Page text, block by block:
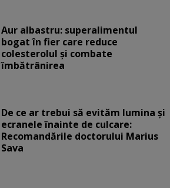
Aur albastru: superalimentul
bogat în fier care reduce
colesterolul și combate
îmbătrânirea
De ce ar trebui să evităm lumina și
ecranele înainte de culcare:
Recomandările doctorului Marius
Sava